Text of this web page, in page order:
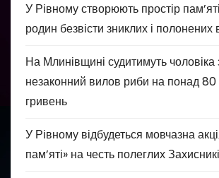
У Рівному створюють простір
родин безвісти зниклих і полонених
На Млинівщині судитимуть чоловіка
незаконний вилов риби на понад 80
гривень
У Рівному відбудеться мовчазна
пам’яті» на честь полеглих